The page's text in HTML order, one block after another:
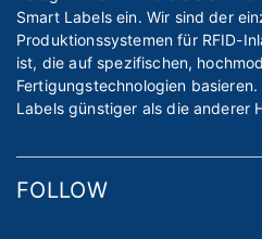
Smart Labels ein. Wir sind der
Produktionssystemen für RFID-
ist, die auf spezifischen,
Fertigungstechnologien
Labels günstiger als die anderer
FOLLOW